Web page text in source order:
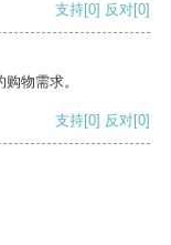
支持[0] 反对[0]
物需求。
支持[0] 反对[0]